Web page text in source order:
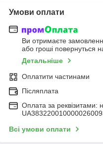
Умови оплати
Ви отримаєте
або гроші повернуться
Детальніше
Оплатити частинами
Післяплата
Оплата за
Всі умови оплати